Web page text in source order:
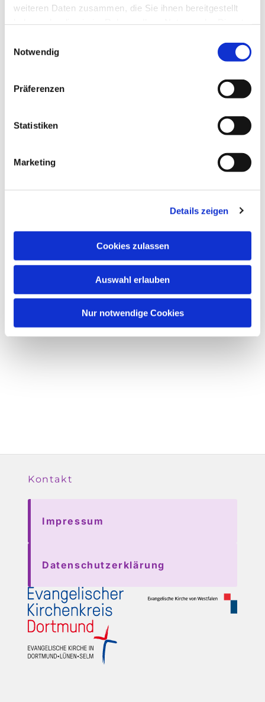
weiteren Daten zusammen, die Sie ihnen bereitgestellt
Notwendig
Präferenzen
Statistiken
Marketing
Details zeigen
Cookies zulassen
Auswahl erlauben
Nur notwendige Cookies
Kontakt
Impressum
Datenschutzerklärung